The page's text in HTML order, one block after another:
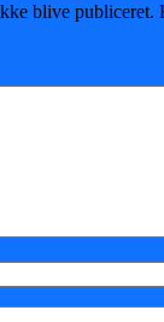
blive publiceret.